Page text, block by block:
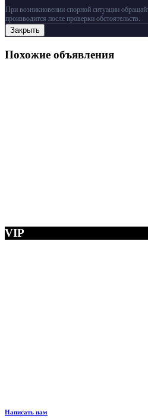
При возникновении спорной ситуации
производится после проверки обстоятельств.
Закрыть
Похожие объявления
VIP
Написать нам